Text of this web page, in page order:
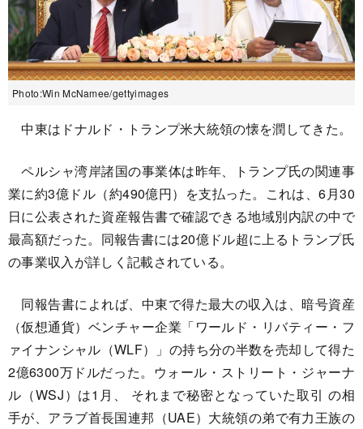
Photo:Win McNamee/gettyimages
中東はドナルド・トランプ米大統領の懐を潤してきた。
ペルシャ湾岸諸国の事業体は昨年、トランプ氏の関連事
業に約3億ドル（約490億円）を支払った。これは、6月30
日に公表された資産報告書で確認できる地域別内訳の中で
最高額だった。同報告書には20億ドル超に上るトランプ氏
の事業収入が詳しく記載されている。
同報告書によれば、中東で得た最大の収入は、暗号資産
（仮想通貨）ベンチャー企業「ワールド・リバティー・フ
ァイナンシャル（WLF）」の持ち分の半数を売却して得た
2億6300万ドルだった。ウォール・ストリート・ジャーナ
ル（WSJ）は1月、 それまで秘密となっていた取引 の相
手が、アラブ首長国連邦（UAE）大統領の弟で有力王族の